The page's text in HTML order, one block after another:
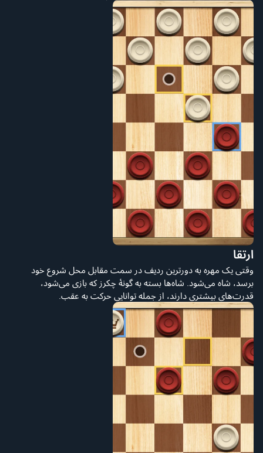
ارتقا
وقتی یک مهره به دورترین ردیف در سمت مقابل محل شروع خود
برسد، شاه می‌شود. شاه‌ها بسته به گونهٔ چکرز که بازی می‌شود،
قدرت‌های بیشتری دارند، از جمله توانایی حرکت به عقب.